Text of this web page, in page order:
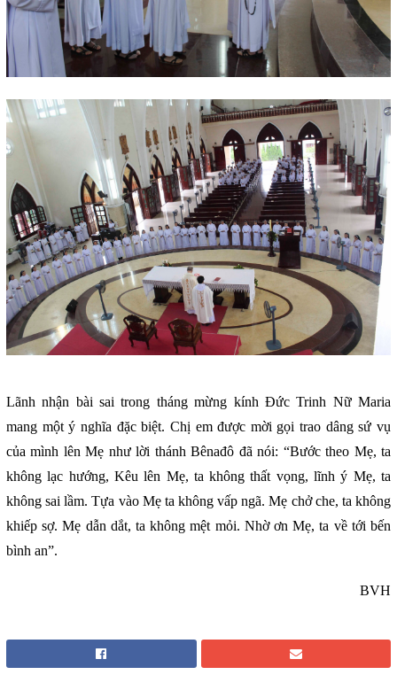
Lãnh nhận bài sai trong tháng mừng kính Đức Trinh Nữ Maria
mang một ý nghĩa đặc biệt. Chị em được mời gọi trao dâng sứ vụ
của mình lên Mẹ như lời thánh Bênađô đã nói: “Bước theo Mẹ, ta
không lạc hướng, Kêu lên Mẹ, ta không thất vọng, lĩnh ý Mẹ, ta
không sai lầm. Tựa vào Mẹ ta không vấp ngã. Mẹ chở che, ta không
khiếp sợ. Mẹ dẫn dắt, ta không mệt mỏi. Nhờ ơn Mẹ, ta về tới bến
bình an”.
BVH